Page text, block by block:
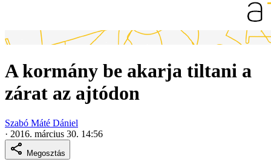
A kormány be akarja tiltani a
zárat az ajtódon
Szabó Máté Dániel
· 2016. március 30. 14:56
Megosztás